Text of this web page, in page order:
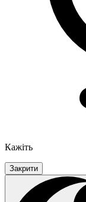
Кажіть
Закрити